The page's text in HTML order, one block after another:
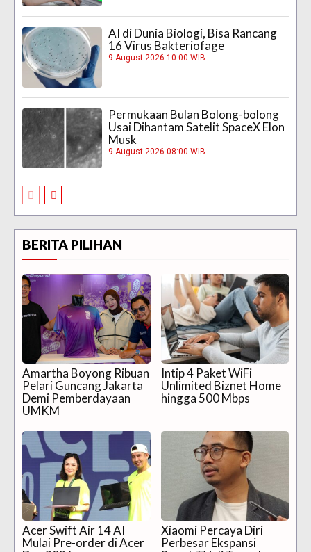
AI di Dunia Biologi, Bisa Rancang
16 Virus Bakteriofage
9 August 2026 10:00 WIB
Permukaan Bulan Bolong-bolong
Usai Dihantam Satelit SpaceX Elon
Musk
9 August 2026 08:00 WIB
BERITA PILIHAN
Amartha Boyong Ribuan
Pelari Guncang Jakarta
Demi Pemberdayaan
UMKM
Intip 4 Paket WiFi
Unlimited Biznet Home
hingga 500 Mbps
Acer Swift Air 14 AI
Mulai Pre-order di Acer
Xiaomi Percaya Diri
Perbesar Ekspansi